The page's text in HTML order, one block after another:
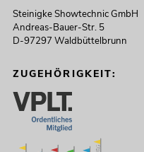
Steinigke Showtechnic GmbH
Andreas-Bauer-Str. 5
D-97297 Waldbüttelbrunn
ZUGEHÖRIGKEIT: